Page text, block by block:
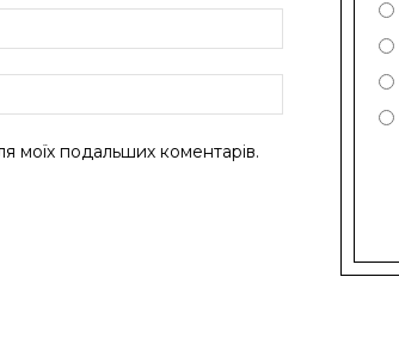
моїх подальших коментарів.